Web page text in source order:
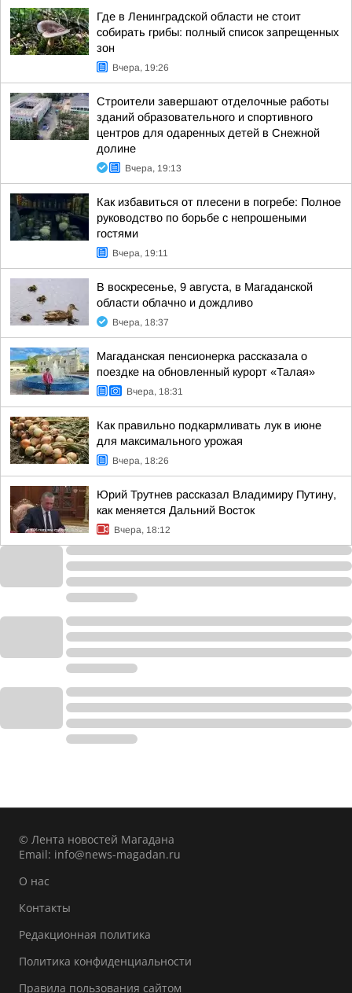
Где в Ленинградской области не стоит
собирать грибы: полный список запрещенных
зон
Вчера, 19:26
Строители завершают отделочные работы
зданий образовательного и спортивного
центров для одаренных детей в Снежной
долине
Вчера, 19:13
Как избавиться от плесени в погребе: Полное
руководство по борьбе с непрошеными
гостями
Вчера, 19:11
В воскресенье, 9 августа, в Магаданской
области облачно и дождливо
Вчера, 18:37
Магаданская пенсионерка рассказала о
поездке на обновленный курорт «Талая»
Вчера, 18:31
Как правильно подкармливать лук в июне
для максимального урожая
Вчера, 18:26
Юрий Трутнев рассказал Владимиру Путину,
как меняется Дальний Восток
Вчера, 18:12
© Лента новостей Магадана
Email: info@news-magadan.ru
О нас
Контакты
Редакционная политика
Политика конфиденциальности
Правила пользования сайтом